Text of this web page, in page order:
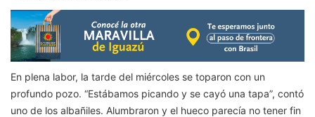
En plena labor, la tarde del miércoles se toparon con un
profundo pozo. “Estábamos picando y se cayó una tapa”, contó
uno de los albañiles. Alumbraron y el hueco parecía no tener fin